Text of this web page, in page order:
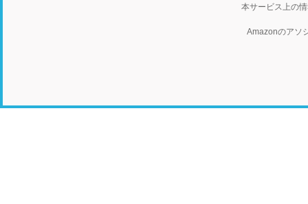
本サービス上の
Amazonのアソ